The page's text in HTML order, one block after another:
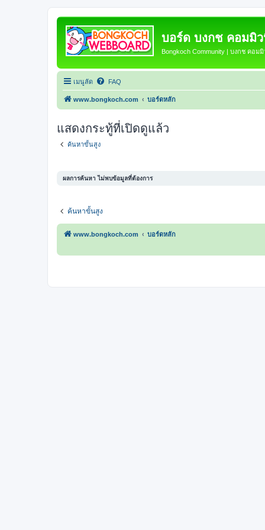
บอร์ด บงกช คอมมิ
Bongkoch Community | บงกช คอม
เมนูลัด FAQ
www.bongkoch.com บอร์ดหลัก
แสดงกระทู้ที่เปิดดูแล้ว
ค้นหาขั้นสูง
ผลการค้นหา ไม่พบข้อมูลที่ต้องการ
ค้นหาขั้นสูง
www.bongkoch.com บอร์ดหลัก